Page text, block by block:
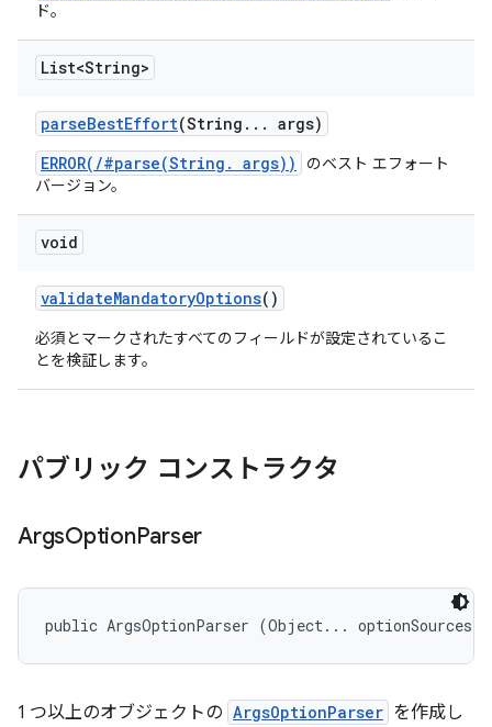
ド。
List<String>
parseBestEffort(String . . . args)
ERROR(/#parse(String. args))
のベスト エフォート
バージョン。
void
validateMandatoryOptions()
必須とマークされたすべてのフィールドが設定されているこ
とを検証します。
パブリック コンストラクタ
ArgsOptionParser
public ArgsOptionParser (Object... optionSources)
1 つ以上のオブジェクトの ArgsOptionParser を作成し